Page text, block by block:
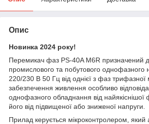
Опис
Новинка 2024 року!
Перемикач фаз PS-40A M6R призначений
промислового та побутового однофазного
220/230 В 50 Гц від однієї з фаз трифазної
забезпечення живлення особливо
однофазного обладнання від найякіснішої
його від підвищеної або зниженої напруги.
Прилад керується мікроконтролером, який